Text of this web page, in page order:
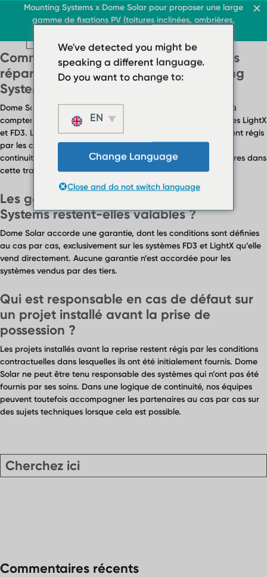
Mounting Systems x Dome Solar pour proposer une large
gamme de fixations PV (toitures inclinées, ombrières,
Toitures inclinées
Ombrières
À propos
Contact
Toitures terrasses
› Système de toiture
Système de toit plat
› FAQ
Contact
FR
Toiture & Commerce
Toit & Commerce
Toitures terrasses
› Système de
toiture plate
Ombrières
Téléchargements
› FAQ
Contact
FAQ Category :Garanties et
Comment les responsabilités sont-elles
réparties entre Dome Solar et Mounting
Systems ?
Dome Solar est responsable des produits livrés directement à
compter de la date de reprise des activités liées aux systèmes LightX
et FD3. Les engagements relatifs aux projets antérieurs restent régis
par les conditions contractuelles initiales, dans un esprit de
continuité et d'accompagnement visant à aider les partenaires dans
cette transition.
Les garanties des systèmes Mounting
Systems restent-elles valables ?
Dome Solar accorde une garantie, dont les conditions sont définies
au cas par cas, exclusivement sur les systèmes FD3 et LightX qu’elle
vend directement. Aucune garantie n’est accordée pour les
systèmes vendus par des tiers.
Qui est responsable en cas de défaut sur
un projet installé avant la prise de
possession ?
Les projets installés avant la reprise restent régis par les conditions
contractuelles dans lesquelles ils ont été initialement fournis. Dome
Solar ne peut être tenu responsable des systèmes qui n’ont pas été
fournis par ses soins. Dans une logique de continuité, nos équipes
peuvent toutefois accompagner les partenaires au cas par cas sur
des sujets techniques lorsque cela est possible.
Commentaires récents
We've detected you might be
speaking a different language.
Do you want to change to:
EN
Change Language
Close and do not switch language